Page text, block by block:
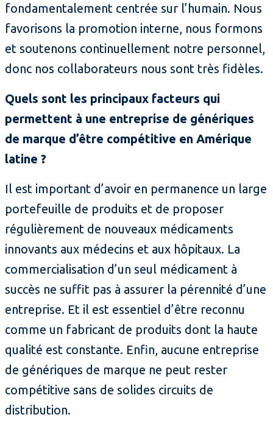
fondamentalement centrée sur l’humain. Nous
favorisons la promotion interne, nous formons
et soutenons continuellement notre personnel,
donc nos collaborateurs nous sont très fidèles.
Quels sont les principaux facteurs qui
permettent à une entreprise de génériques
de marque d’être compétitive en Amérique
latine ?
Il est important d’avoir en permanence un large
portefeuille de produits et de proposer
régulièrement de nouveaux médicaments
innovants aux médecins et aux hôpitaux. La
commercialisation d’un seul médicament à
succès ne suffit pas à assurer la pérennité d’une
entreprise. Et il est essentiel d’être reconnu
comme un fabricant de produits dont la haute
qualité est constante. Enfin, aucune entreprise
de génériques de marque ne peut rester
compétitive sans de solides circuits de
distribution.